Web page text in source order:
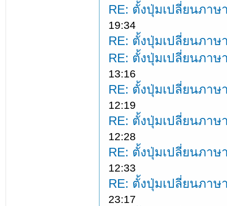
RE: ตั้งปุ่มเปลี่ยนภาษ
19:34
RE: ตั้งปุ่มเปลี่ยนภาษ
RE: ตั้งปุ่มเปลี่ยนภาษ
13:16
RE: ตั้งปุ่มเปลี่ยนภาษ
12:19
RE: ตั้งปุ่มเปลี่ยนภาษ
12:28
RE: ตั้งปุ่มเปลี่ยนภาษ
12:33
RE: ตั้งปุ่มเปลี่ยนภาษ
23:17